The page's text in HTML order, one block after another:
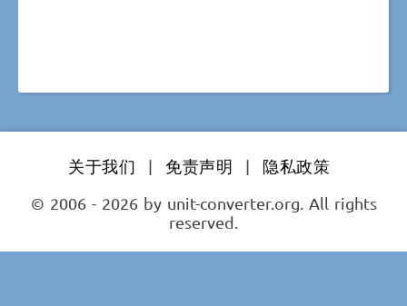
关于我们 | 免责声明 |
隐私政策
© 2006 - 2026 by unit-converter.org. All rights
reserved.